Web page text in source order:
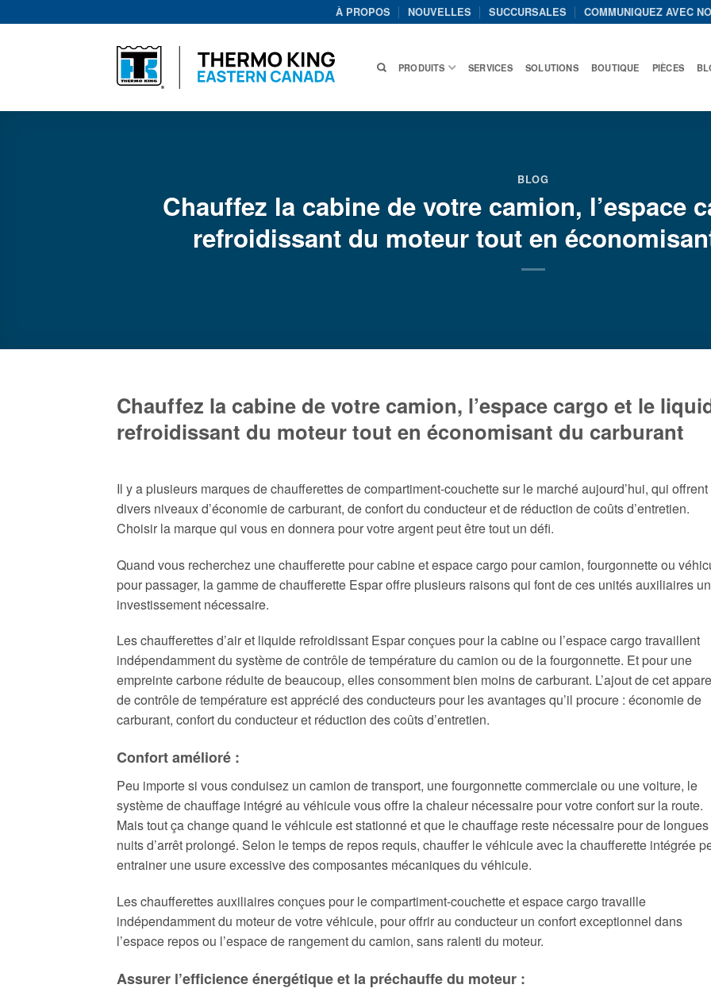
au
À PROPOS NOUVELLES SUCCURSALES COMMUNIQUEZ AVEC
PRODUITS SERVICES SOLUTIONS BOUTIQUE PIÈCES
BLOG
Chauffez la cabine de votre camion, l’espace
refroidissant du moteur tout en
Chauffez la cabine de votre camion, l’espace cargo et le
refroidissant du moteur tout en économisant du carburant
Il y a plusieurs marques de chaufferettes de compartiment-couchette sur le marché aujourd’hui, qui offrent
divers niveaux d’économie de carburant, de confort du conducteur et de réduction de coûts d’entretien.
Choisir la marque qui vous en donnera pour votre argent peut être tout un défi.
Quand vous recherchez une chaufferette pour cabine et espace cargo pour camion, fourgonnette ou
pour passager, la gamme de chaufferette Espar offre plusieurs raisons qui font de ces unités auxiliaires un
investissement nécessaire.
Les chaufferettes d’air et liquide refroidissant Espar conçues pour la cabine ou l’espace cargo travaillent
indépendamment du système de contrôle de température du camion ou de la fourgonnette. Et pour une
empreinte carbone réduite de beaucoup, elles consomment bien moins de carburant. L’ajout de cet
de contrôle de température est apprécié des conducteurs pour les avantages qu’il procure : économie de
carburant, confort du conducteur et réduction des coûts d’entretien.
Confort amélioré :
Peu importe si vous conduisez un camion de transport, une fourgonnette commerciale ou une voiture, le
système de chauffage intégré au véhicule vous offre la chaleur nécessaire pour votre confort sur la route.
Mais tout ça change quand le véhicule est stationné et que le chauffage reste nécessaire pour de longues
nuits d’arrêt prolongé. Selon le temps de repos requis, chauffer le véhicule avec la chaufferette intégrée
entrainer une usure excessive des composantes mécaniques du véhicule.
Les chaufferettes auxiliaires conçues pour le compartiment-couchette et espace cargo travaille
indépendamment du moteur de votre véhicule, pour offrir au conducteur un confort exceptionnel dans
l’espace repos ou l’espace de rangement du camion, sans ralenti du moteur.
Assurer l’efficience énergétique et la préchauffe du moteur :